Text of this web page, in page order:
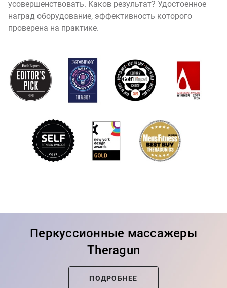
усовершенствовать. Каков результат? Удостоенное
наград оборудование, эффективность которого
проверена на практике.
Перкуссионные массажеры
Theragun
ПОДРОБНЕЕ